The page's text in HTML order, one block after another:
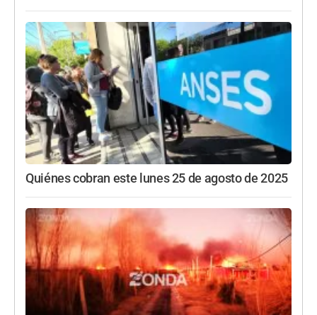
Quiénes cobran este lunes 25 de agosto de 2025